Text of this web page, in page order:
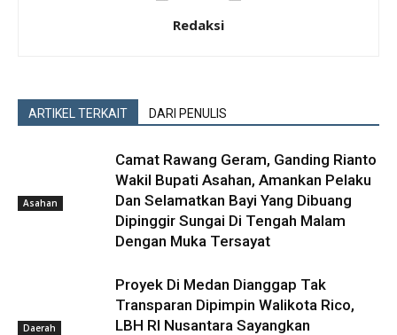
Redaksi
ARTIKEL TERKAIT DARI PENULIS
Asahan
Camat Rawang Geram, Ganding Rianto
Wakil Bupati Asahan, Amankan Pelaku
Dan Selamatkan Bayi Yang Dibuang
Dipinggir Sungai Di Tengah Malam
Dengan Muka Tersayat
Daerah
Proyek Di Medan Dianggap Tak
Transparan Dipimpin Walikota Rico,
LBH RI Nusantara Sayangkan